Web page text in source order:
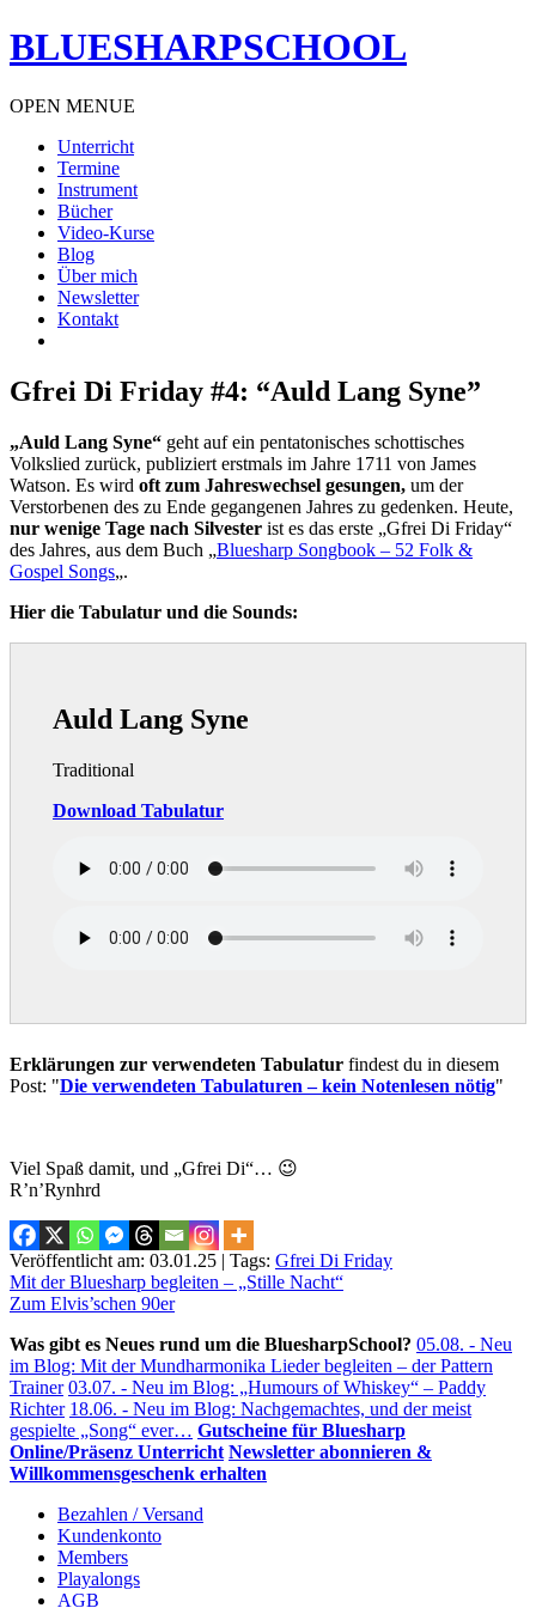
BLUESHARPSCHOOL
OPEN MENUE
Unterricht
Termine
Instrument
Bücher
Video-Kurse
Blog
Über mich
Newsletter
Kontakt
Gfrei Di Friday #4: “Auld Lang Syne”
„Auld Lang Syne“ geht auf ein pentatonisches schottisches
Volkslied zurück, publiziert erstmals im Jahre 1711 von James
Watson. Es wird oft zum Jahreswechsel gesungen, um der
Verstorbenen des zu Ende gegangenen Jahres zu gedenken. Heute,
nur wenige Tage nach Silvester ist es das erste „Gfrei Di Friday“
des Jahres, aus dem Buch „Bluesharp Songbook – 52 Folk &
Gospel Songs„.
Hier die Tabulatur und die Sounds:
Auld Lang Syne
Traditional
Download Tabulatur
Erklärungen zur verwendeten Tabulatur findest du in diesem
Post: "Die verwendeten Tabulaturen – kein Notenlesen nötig"
Viel Spaß damit, und „Gfrei Di“… 😉
R’n’Rynhrd
Veröffentlicht am: 03.01.25 | Tags: Gfrei Di Friday
Beitragsnavigation
Mit der Bluesharp begleiten – „Stille Nacht“
Zum Elvis’schen 90er
Was gibt es Neues rund um die BluesharpSchool? 05.08. - Neu
im Blog: Mit der Mundharmonika Lieder begleiten – der Pattern
Trainer 03.07. - Neu im Blog: „Humours of Whiskey“ – Paddy
Richter 18.06. - Neu im Blog: Nachgemachtes, und der meist
gespielte „Song“ ever… Gutscheine für Bluesharp
Online/Präsenz Unterricht Newsletter abonnieren &
Willkommensgeschenk erhalten
Bezahlen / Versand
Kundenkonto
Members
Playalongs
AGB